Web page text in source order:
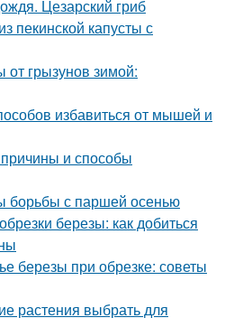
Цезарский гриб
пекинской капусты с
от грызунов зимой:
избавиться от мышей и
и способы
с паршей осенью
березы: как добиться
березы при обрезке: советы
растения выбрать для